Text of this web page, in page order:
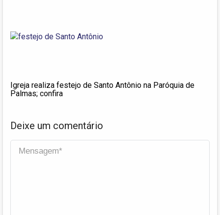
Igreja realiza festejo de Santo Antônio na Paróquia de
Palmas; confira
Deixe um comentário